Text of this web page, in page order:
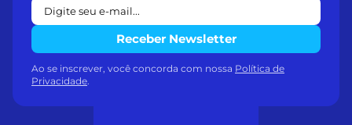
Receber Newsletter
Ao se inscrever, você concorda com nossa Política de
Privacidade.